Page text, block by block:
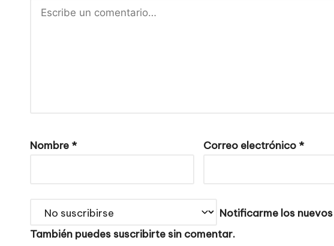
Nombre * Correo electrónico *
Notificarme los
También puedes suscribirte sin comentar.